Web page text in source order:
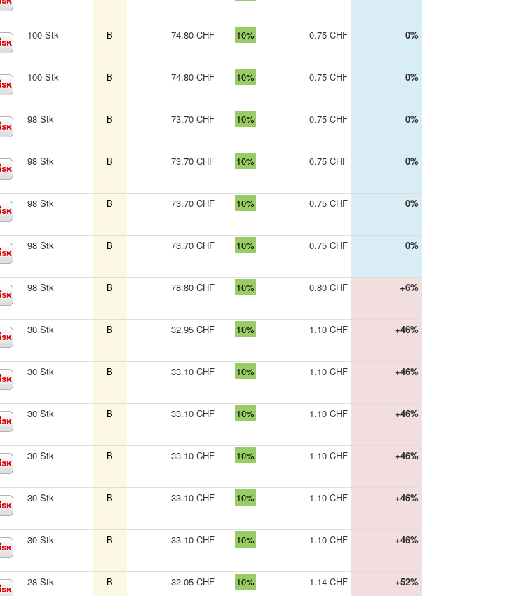
100 Stk B 74.80 CHF 10% 0.75 CHF 0%
100 Stk B 74.80 CHF 10% 0.75 CHF 0%
98 Stk B 73.70 CHF 10% 0.75 CHF 0%
98 Stk B 73.70 CHF 10% 0.75 CHF 0%
98 Stk B 73.70 CHF 10% 0.75 CHF 0%
98 Stk B 73.70 CHF 10% 0.75 CHF 0%
98 Stk B 78.80 CHF 10% 0.80 CHF +6%
30 Stk B 32.95 CHF 10% 1.10 CHF +46%
30 Stk B 33.10 CHF 10% 1.10 CHF +46%
30 Stk B 33.10 CHF 10% 1.10 CHF +46%
30 Stk B 33.10 CHF 10% 1.10 CHF +46%
30 Stk B 33.10 CHF 10% 1.10 CHF +46%
30 Stk B 33.10 CHF 10% 1.10 CHF +46%
28 Stk B 32.05 CHF 10% 1.14 CHF +52%